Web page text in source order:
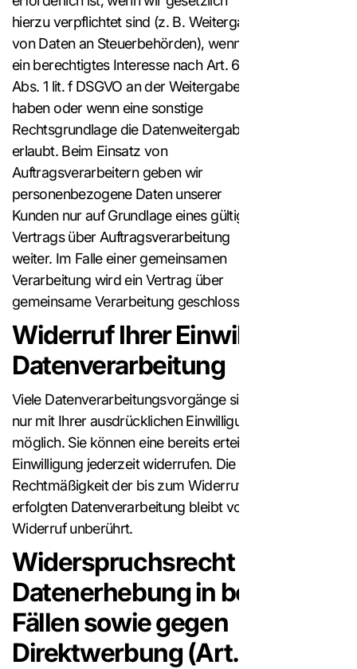
hierzu verpflichtet sind (z. B. Weitergabe
von Daten an Steuerbehörden), wenn wir
ein berechtigtes Interesse nach Art. 6
Abs. 1 lit. f DSGVO an der Weitergabe
haben oder wenn eine sonstige
Rechtsgrundlage die Datenweitergabe
erlaubt. Beim Einsatz von
Auftragsverarbeitern geben wir
personenbezogene Daten unserer
Kunden nur auf Grundlage eines gültigen
Vertrags über Auftragsverarbeitung
weiter. Im Falle einer gemeinsamen
Verarbeitung wird ein Vertrag über
gemeinsame Verarbeitung geschlossen.
Widerruf Ihrer Einwilligung zur
Datenverarbeitung
Viele Datenverarbeitungsvorgänge sind
nur mit Ihrer ausdrücklichen Einwilligung
möglich. Sie können eine bereits erteilte
Einwilligung jederzeit widerrufen. Die
Rechtmäßigkeit der bis zum Widerruf
erfolgten Datenverarbeitung bleibt vom
Widerruf unberührt.
Widerspruchsrecht gegen die
Datenerhebung in besonderen
Fällen sowie gegen
Direktwerbung (Art. 21